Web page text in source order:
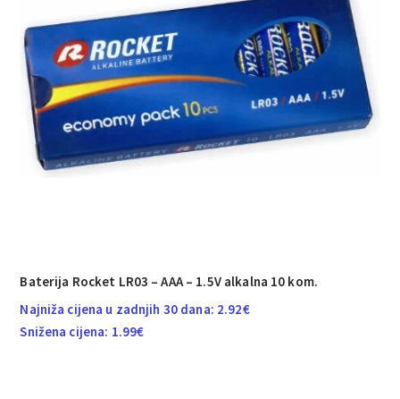
Baterija Rocket LR03 – AAA – 1.5V alkalna 10 kom.
Najniža cijena u zadnjih 30 dana: 2.92€
Snižena cijena: 1.99€